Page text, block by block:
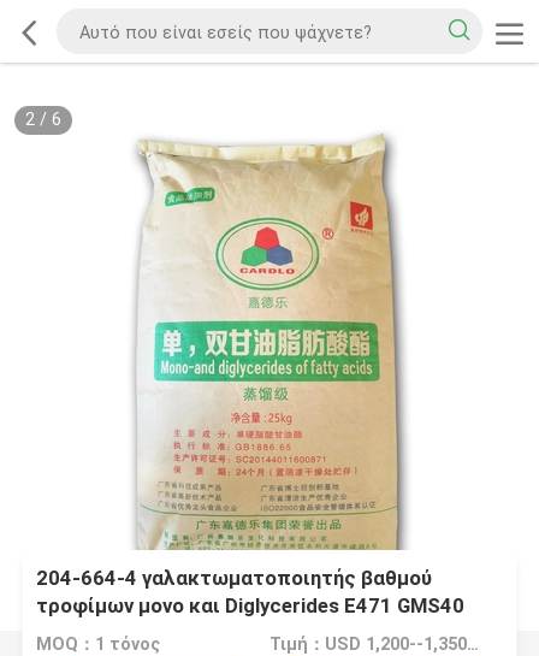
2/ 6
204-664-4 γαλακτωματοποιητής βαθμού
τροφίμων μονο και Diglycerides E471 GMS40
D50
MOQ：1 τόνος Τιμή：USD 1,200--1,350/ton FOB Port Guangzhou